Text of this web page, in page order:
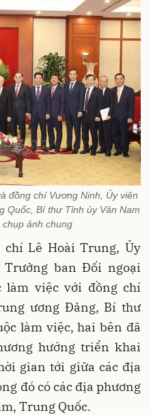
đồng chí Vương Ninh, Ủy viên
Quốc, Bí thư Tỉnh ủy Vân Nam
ảnh chung
chí Lê Hoài Trung, Ủy
ban Đối ngoại
làm việc với đồng chí
ương Đảng, Bí thư
làm việc, hai bên đã
hướng triển khai
gian tới giữa các địa
đó có các địa phương
Trung Quốc.